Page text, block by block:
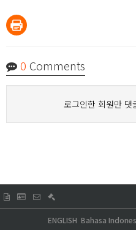
0 Comments
로그인한 회원만 댓
Bahasa
ENGLISH